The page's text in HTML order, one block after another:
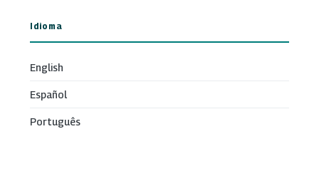
Idioma
English
Español
Português